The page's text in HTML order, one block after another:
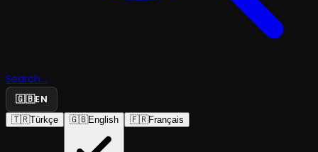
Search...
🇬🇧EN
🇹🇷Türkçe 🇬🇧English 🇫🇷Français